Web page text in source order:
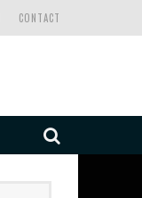
CONTACT